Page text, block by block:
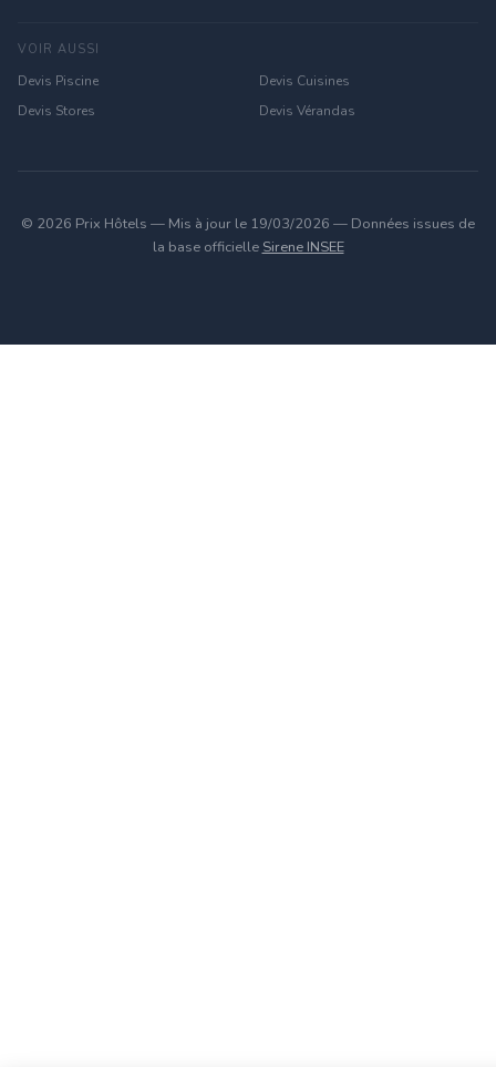
VOIR AUSSI
Devis Piscine
Devis Cuisines
Devis Stores
Devis Vérandas
© 2026 Prix Hôtels — Mis à jour le 19/03/2026 — Données issues de
la base officielle Sirene INSEE